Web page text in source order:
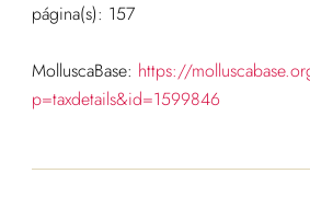
página(s): 157
MolluscaBase: https://
p=taxdetails&id=1599846